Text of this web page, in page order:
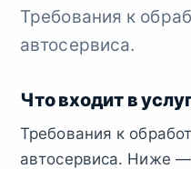
Требования к
автосервиса.
Что входит в
Требования к
автосервиса. Ниже